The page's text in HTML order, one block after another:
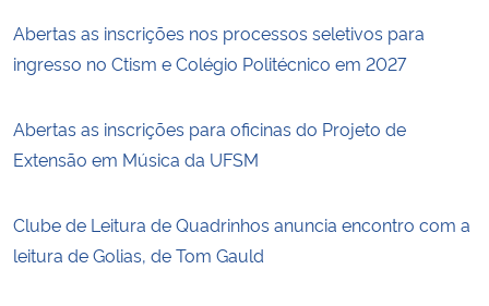
Abertas as inscrições nos processos seletivos para
ingresso no Ctism e Colégio Politécnico em 2027
Abertas as inscrições para oficinas do Projeto de
Extensão em Música da UFSM
Clube de Leitura de Quadrinhos anuncia encontro com a
leitura de Golias, de Tom Gauld